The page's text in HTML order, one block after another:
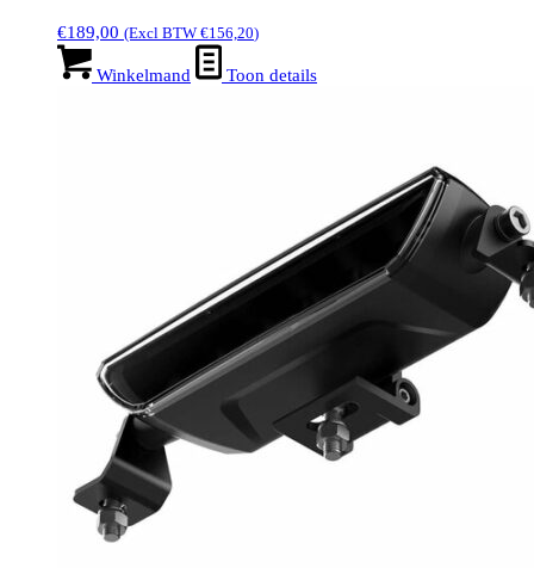
€189,00 (Excl BTW €156,20)
Winkelmand Toon details